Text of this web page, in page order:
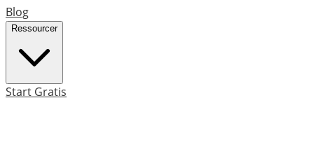
Blog
Ressourcer
Start Gratis